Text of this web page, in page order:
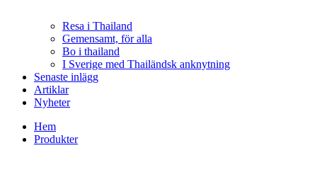
Resa i Thailand
Gemensamt, för alla
Bo i thailand
I Sverige med Thailändsk anknytning
Senaste inlägg
Artiklar
Nyheter
Hem
Produkter